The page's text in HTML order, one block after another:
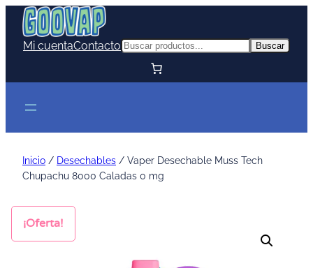
Mi cuentaContacto Buscar Buscar
Inicio / Desechables / Vaper Desechable Muss Tech
Chupachu 8000 Caladas 0 mg
¡Oferta!